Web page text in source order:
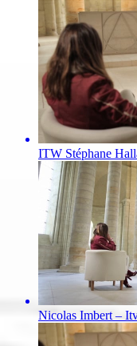
ITW Stéphane
Nicolas Imbert –